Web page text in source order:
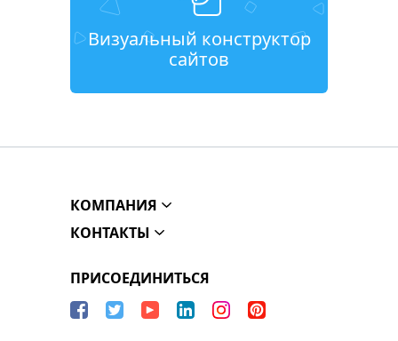
Визуальный конструктор
сайтов
КОМПАНИЯ
КОНТАКТЫ
ПРИСОЕДИНИТЬСЯ